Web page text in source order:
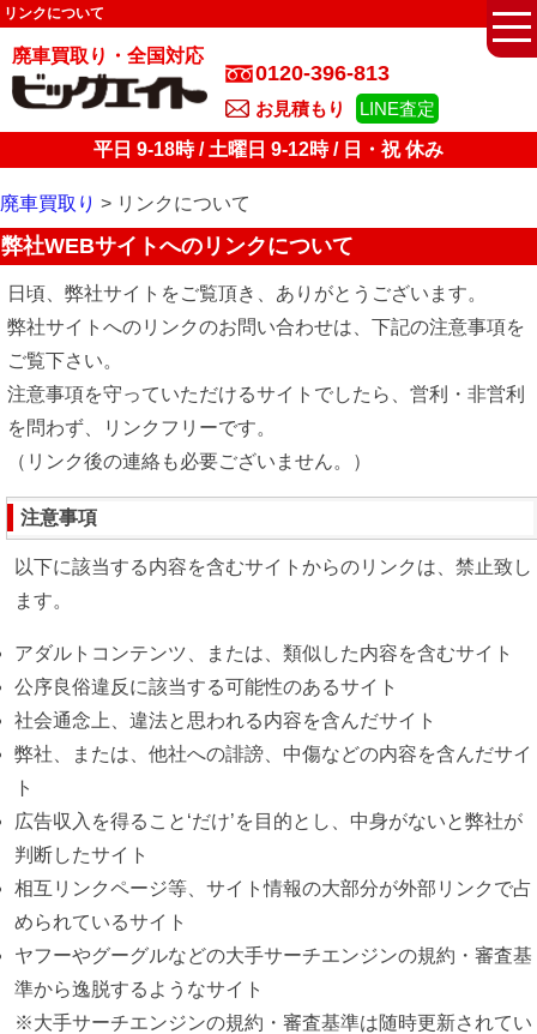
リンクについて
廃車買取り・全国対応
0120-396-813
お見積もり
LINE査定
平日 9-18時 / 土曜日 9-12時 / 日・祝 休み
廃車買取り リンクについて
弊社WEBサイトへのリンクについて
日頃、弊社サイトをご覧頂き、ありがとうございます。
弊社サイトへのリンクのお問い合わせは、下記の注意事項を
ご覧下さい。
注意事項を守っていただけるサイトでしたら、営利・非営利
を問わず、リンクフリーです。
（リンク後の連絡も必要ございません。）
注意事項
以下に該当する内容を含むサイトからのリンクは、禁止致し
ます。
アダルトコンテンツ、または、類似した内容を含むサイト
公序良俗違反に該当する可能性のあるサイト
社会通念上、違法と思われる内容を含んだサイト
弊社、または、他社への誹謗、中傷などの内容を含んだサイ
ト
広告収入を得ること‘だけ’を目的とし、中身がないと弊社が
判断したサイト
相互リンクページ等、サイト情報の大部分が外部リンクで占
められているサイト
ヤフーやグーグルなどの大手サーチエンジンの規約・審査基
準から逸脱するようなサイト
※大手サーチエンジンの規約・審査基準は随時更新されてい